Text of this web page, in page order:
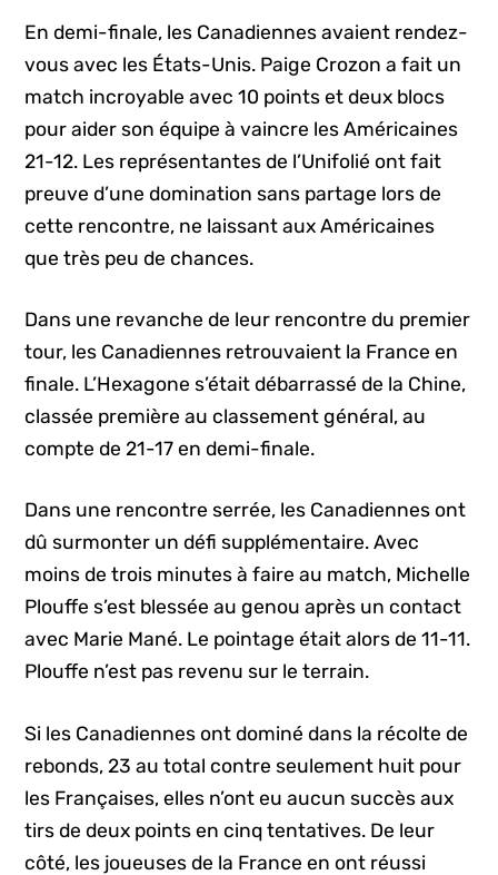
En demi-finale, les Canadiennes avaient rendez-
vous avec les États-Unis. Paige Crozon a fait un
match incroyable avec 10 points et deux blocs
pour aider son équipe à vaincre les Américaines
21-12. Les représentantes de l’Unifolié ont fait
preuve d’une domination sans partage lors de
cette rencontre, ne laissant aux Américaines
que très peu de chances.
Dans une revanche de leur rencontre du premier
tour, les Canadiennes retrouvaient la France en
finale. L’Hexagone s’était débarrassé de la Chine,
classée première au classement général, au
compte de 21-17 en demi-finale.
Dans une rencontre serrée, les Canadiennes ont
dû surmonter un défi supplémentaire. Avec
moins de trois minutes à faire au match, Michelle
Plouffe s’est blessée au genou après un contact
avec Marie Mané. Le pointage était alors de 11-11.
Plouffe n’est pas revenu sur le terrain.
Si les Canadiennes ont dominé dans la récolte de
rebonds, 23 au total contre seulement huit pour
les Françaises, elles n’ont eu aucun succès aux
tirs de deux points en cinq tentatives. De leur
côté, les joueuses de la France en ont réussi